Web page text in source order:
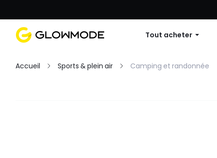
Tout acheter
Accueil Sports & plein air Camping et randonnée